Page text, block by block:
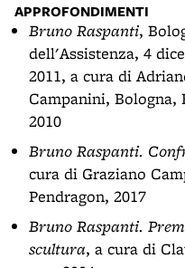
APPROFONDIMENTI
Bruno Raspanti,
dell'Assistenza, 4
2011, a cura di
Campanini, Bologna,
2010
Bruno Raspanti.
cura di Graziano
Pendragon, 2017
Bruno Raspanti.
scultura, a cura di